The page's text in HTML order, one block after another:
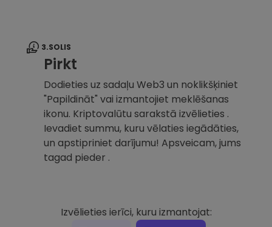
3.SOLIS
Pirkt
Dodieties uz sadaļu Web3 un noklikšķiniet
"Papildināt" vai izmantojiet meklēšanas
ikonu. Kriptovalūtu sarakstā izvēlieties .
Ievadiet summu, kuru vēlaties iegādāties,
un apstipriniet darījumu! Apsveicam, jums
tagad pieder .
Izvēlieties ierīci, kuru izmantojat: